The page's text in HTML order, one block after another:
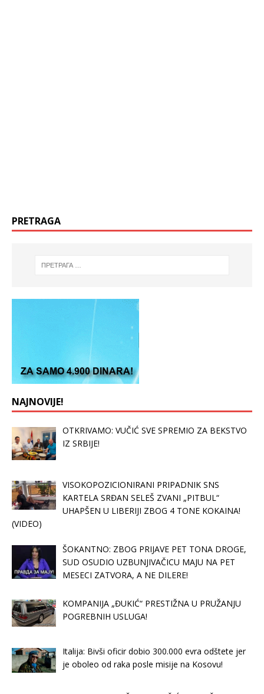
PRETRAGA
NAJNOVIJE!
OTKRIVAMO: VUČIĆ SVE SPREMIO ZA BEKSTVO
IZ SRBIJE!
VISOKOPOZICIONIRANI PRIPADNIK SNS
KARTELA SRĐAN SELEŠ ZVANI „PITBUL“
UHAPŠEN U LIBERIJI ZBOG 4 TONE KOKAINA!
(VIDEO)
ŠOKANTNO: ZBOG PRIJAVE PET TONA DROGE,
SUD OSUDIO UZBUNJIVAČICU MAJU NA PET
MESECI ZATVORA, A NE DILERE!
KOMPANIJA „ĐUKIĆ“ PRESTIŽNA U PRUŽANJU
POGREBNIH USLUGA!
Italija: Bivši oficir dobio 300.000 evra odštete jer
je oboleo od raka posle misije na Kosovu!